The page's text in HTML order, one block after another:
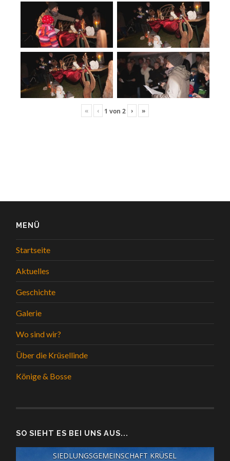
« ‹ 1 von 2 › »
MENÜ
Startseite
Aktuelles
Geschichte
Galerie
Wo sind wir?
Über die Krüsellinde
Könige & Bosse
SO SIEHT ES BEI UNS AUS...
SIEDLUNGSGEMEINSCHAFT KRÜSEL